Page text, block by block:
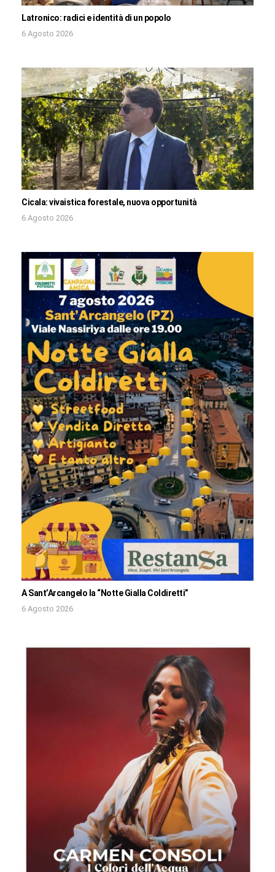
Latronico: radici e identità di un popolo
6 Agosto 2026
Cicala: vivaistica forestale, nuova opportunità
6 Agosto 2026
A Sant’Arcangelo la “Notte Gialla Coldiretti”
6 Agosto 2026